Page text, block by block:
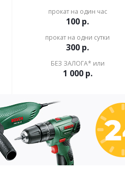
прокат на один час
100 р.
прокат на одни сутки
300 р.
БЕЗ ЗАЛОГА* или
1 000р.